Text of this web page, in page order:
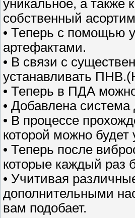
уникальное, а также
собственный
• Теперь с помощью
артефактами.
• В связи с
устанавливать
• Теперь в ПДА
• Добавлена
• В процессе
которой можно будет
• Теперь после
которые каждый раз
• Учитивая
дополнительными
вам подобает.